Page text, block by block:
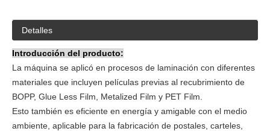
Detalles
Introducción del producto:
La máquina se aplicó en procesos de laminación con diferentes
materiales que incluyen películas previas al recubrimiento de
BOPP, Glue Less Film, Metalized Film y PET Film.
Esto también es eficiente en energía y amigable con el medio
ambiente, aplicable para la fabricación de postales, carteles,